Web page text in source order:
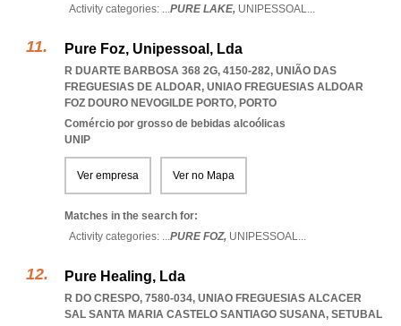
Activity categories: ...PURE LAKE, UNIPESSOAL...
Pure Foz, Unipessoal, Lda
R DUARTE BARBOSA 368 2G, 4150-282, UNIÃO DAS
FREGUESIAS DE ALDOAR, UNIAO FREGUESIAS ALDOAR
FOZ DOURO NEVOGILDE PORTO, PORTO
Comércio por grosso de bebidas alcoólicas
UNIP
Ver empresa Ver no Mapa
Matches in the search for:
Activity categories: ...PURE FOZ, UNIPESSOAL...
Pure Healing, Lda
R DO CRESPO, 7580-034, UNIAO FREGUESIAS ALCACER
SAL SANTA MARIA CASTELO SANTIAGO SUSANA, SETUBAL